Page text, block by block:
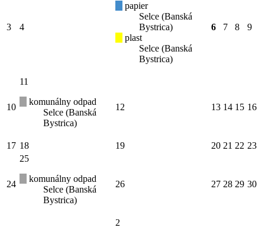
3 4
papier
Selce (Banská
Bystrica)
plast
Selce (Banská
Bystrica)
6 7 8 9
10
11
komunálny odpad
Selce (Banská
Bystrica)
12 13 14 15 16
17 18 19 20 21 22 23
24
25
komunálny odpad
Selce (Banská
Bystrica)
26 27 28 29 30
2